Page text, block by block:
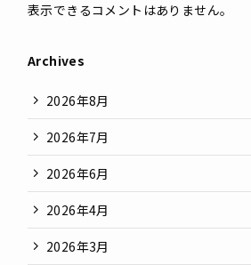
表示できるコメントはありません。
Archives
2026年8月
2026年7月
2026年6月
2026年4月
2026年3月